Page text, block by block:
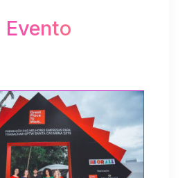
Evento